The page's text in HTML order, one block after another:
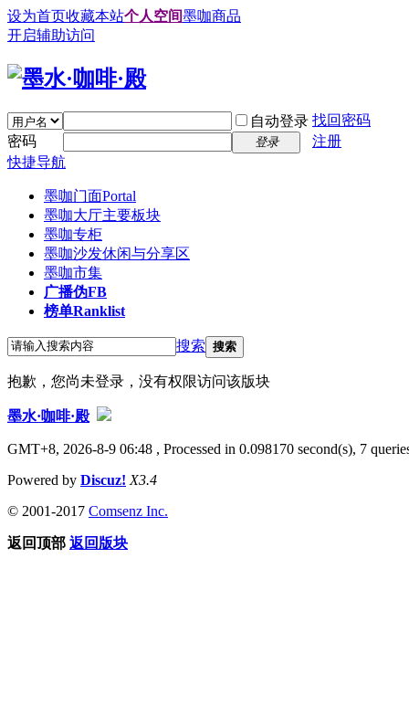
设为首页收藏本站个人空间墨咖商品
开启辅助访问
自动登录 找回密码
密码
登录
注册
快捷导航
墨咖门面Portal
墨咖大厅主要板块
墨咖专柜
墨咖沙发休闲与分享区
墨咖市集
广播伪FB
榜单Ranklist
搜索 搜索
抱歉，您尚未登录，没有权限访问该版块
墨水·咖啡·殿
GMT+8, 2026-8-9 06:48 , Processed in 0.098170 second(s), 7
Powered by Discuz! X3.4
© 2001-2017 Comsenz Inc.
返回顶部 返回版块